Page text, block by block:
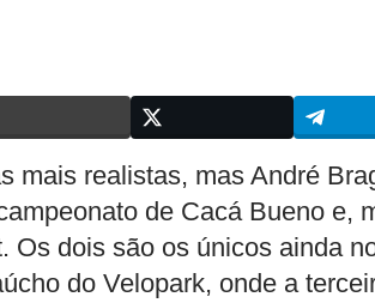
mais realistas, mas André
de Cacá Bueno e,
Os dois são os únicos ainda
do Velopark, onde a